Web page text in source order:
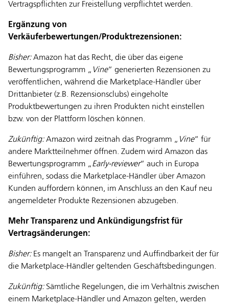
Vertragspflichten zur Freistellung verpflichtet werden.
Ergänzung von
Verkäuferbewertungen/Produktrezensionen:
Bisher:Amazon hat das Recht, die über das eigene
Bewertungsprogramm „ Vine“ generierten Rezensionen zu
veröffentlichen, während die Marketplace-Händler über
Drittanbieter (z.B. Rezensionsclubs) eingeholte
Produktbewertungen zu ihren Produkten nicht einstellen
bzw. von der Plattform löschen können.
Zukünftig:Amazon wird zeitnah das Programm „ Vine“ für
andere Marktteilnehmer öffnen. Zudem wird Amazon das
Bewertungsprogramm „Early-reviewer“ auch in Europa
einführen, sodass die Marketplace-Händler über Amazon
Kunden auffordern können, im Anschluss an den Kauf neu
angemeldeter Produkte Rezensionen abzugeben.
Mehr Transparenz und Ankündigungsfrist für
Vertragsänderungen:
Bisher: Es mangelt an Transparenz und Auffindbarkeit der für
die Marketplace-Händler geltenden Geschäftsbedingungen.
Zukünftig: Sämtliche Regelungen, die im Verhältnis zwischen
einem Marketplace-Händler und Amazon gelten, werden